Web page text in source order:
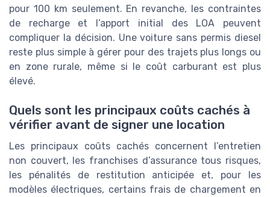
pour 100 km seulement. En revanche, les contraintes
de recharge et l’apport initial des LOA peuvent
compliquer la décision. Une voiture sans permis diesel
reste plus simple à gérer pour des trajets plus longs ou
en zone rurale, même si le coût carburant est plus
élevé.
Quels sont les principaux coûts cachés à
vérifier avant de signer une location
Les principaux coûts cachés concernent l’entretien
non couvert, les franchises d’assurance tous risques,
les pénalités de restitution anticipée et, pour les
modèles électriques, certains frais de chargement en